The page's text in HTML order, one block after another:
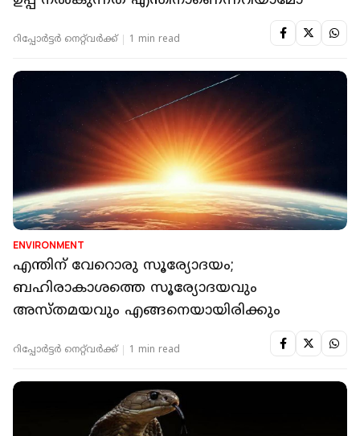
റിപ്പോർട്ടർ നെറ്റ്‌വര്‍ക്ക്‌ 1 min read
ENVIRONMENT
എന്തിന് വേറൊരു സൂര്യോദയം;
ബഹിരാകാശത്തെ സൂര്യോദയവും
അസ്തമയവും എങ്ങനെയായിരിക്കും
റിപ്പോർട്ടർ നെറ്റ്‌വര്‍ക്ക്‌ 1 min read